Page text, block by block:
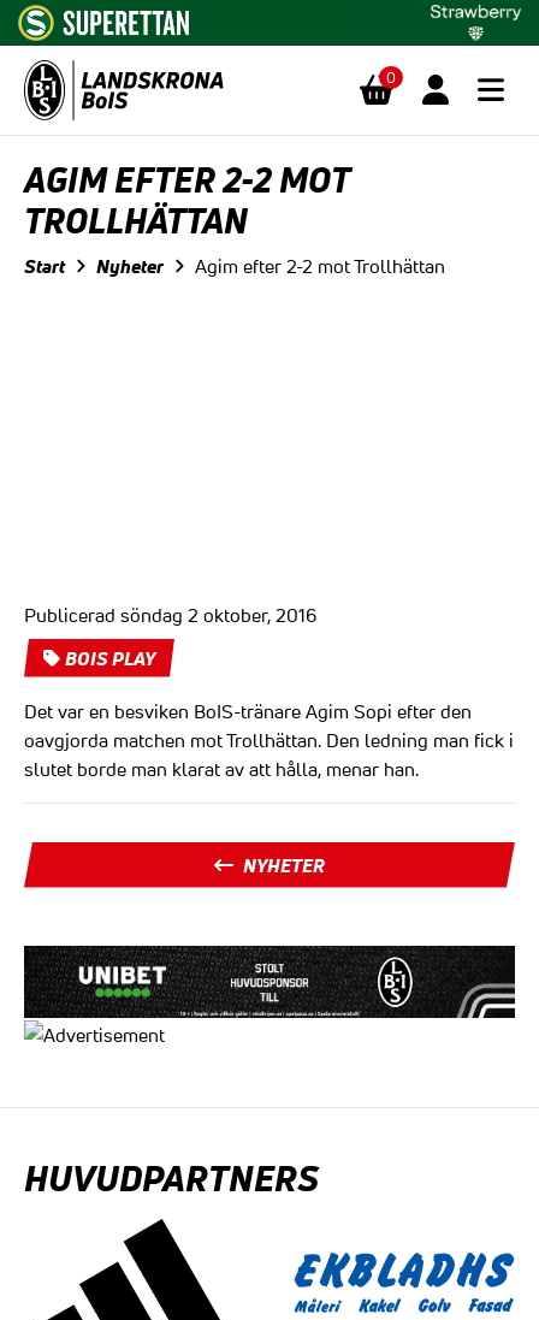
0
AGIM EFTER 2-2 MOT
TROLLHÄTTAN
Start Nyheter Agim efter 2-2 mot Trollhättan
Publicerad söndag 2 oktober, 2016
BOIS PLAY
Det var en besviken BoIS-tränare Agim Sopi efter den
oavgjorda matchen mot Trollhättan. Den ledning man fick i
slutet borde man klarat av att hålla, menar han.
NYHETER
HUVUDPARTNERS